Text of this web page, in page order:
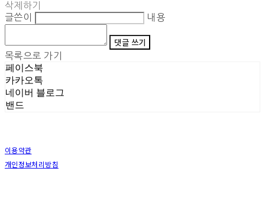
삭제하기
글쓴이
내용
댓글 쓰기
목록으로 가기
페이스북
카카오톡
네이버 블로그
밴드
이용약관
개인정보처리방침